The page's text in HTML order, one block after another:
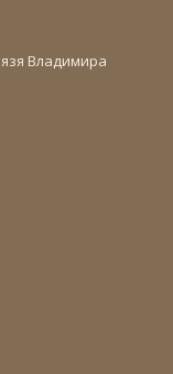
Владимира